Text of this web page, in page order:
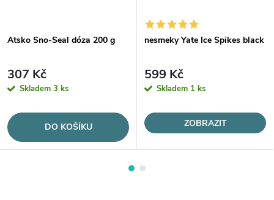
Atsko Sno-Seal dóza 200 g
307 Kč
Skladem 3 ks
DO KOŠÍKU
nesmeky Yate Ice Spikes black
599 Kč
Skladem 1 ks
ZOBRAZIT